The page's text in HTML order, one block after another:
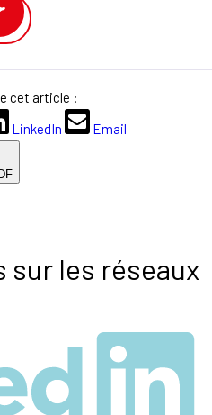
cet article :
LinkedIn Email
sur les réseaux